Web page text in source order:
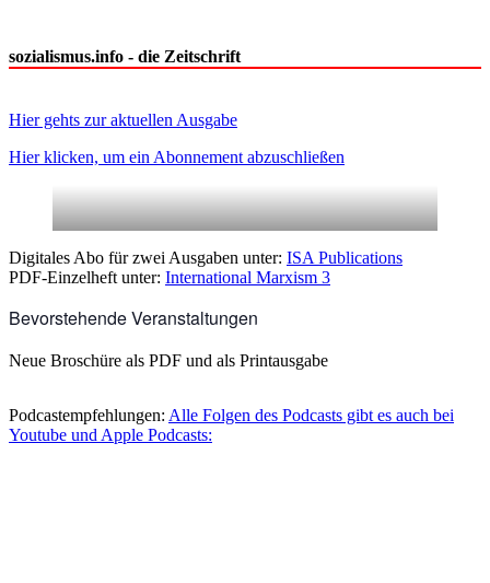
sozialismus.info - die Zeitschrift
Hier gehts zur aktuellen Ausgabe
Hier klicken, um ein Abonnement abzuschließen
Digitales Abo für zwei Ausgaben unter: ISA Publications
PDF-Einzelheft unter: International Marxism 3
Bevorstehende Veranstaltungen
Neue Broschüre als PDF und als Printausgabe
Podcastempfehlungen: Alle Folgen des Podcasts gibt es auch bei
Youtube und Apple Podcasts: